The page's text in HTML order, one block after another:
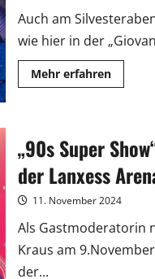
Auch am
wie hier in der
Mehr erfahrenMehr
am
Tor
stehen
fest
„90s Super
der Lanxess
11. November 2024
Als Gastmoderatorin
Kraus am
der...